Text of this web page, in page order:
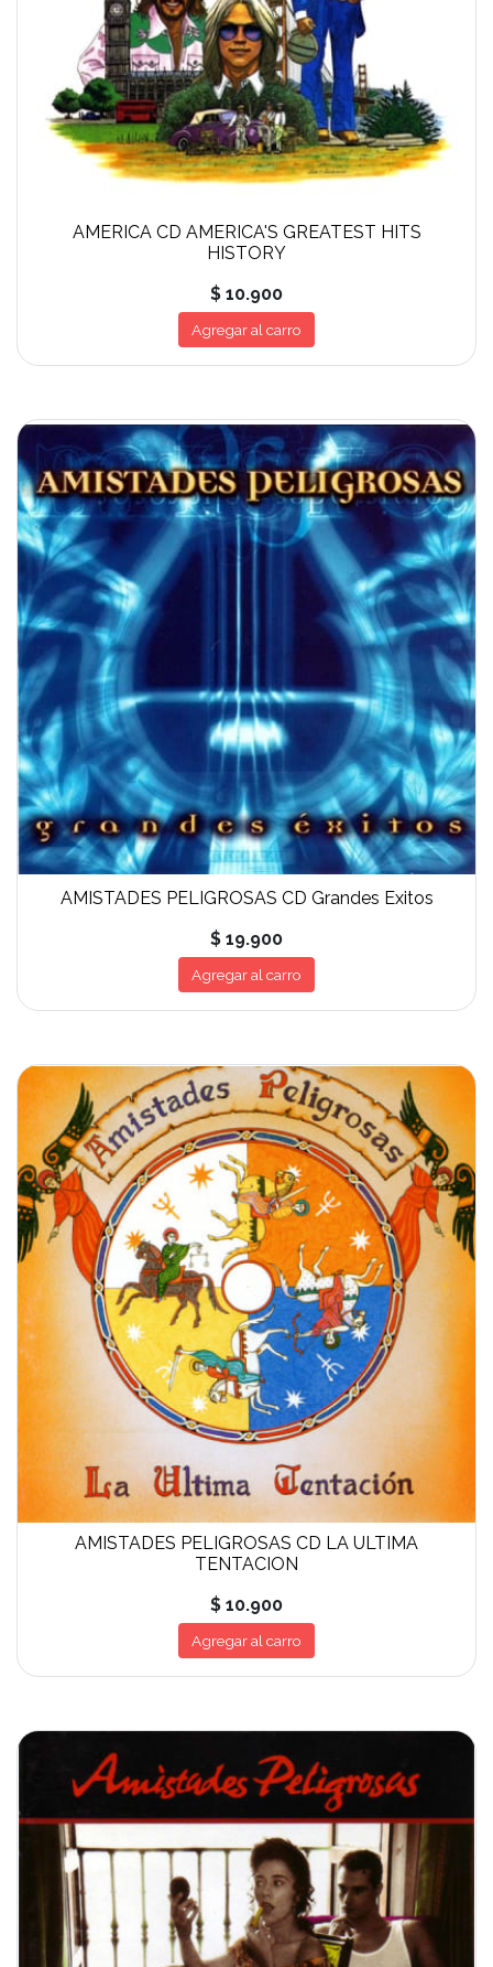
AMERICA CD AMERICA'S GREATEST HITS
HISTORY
$ 10.900
Agregar al carro
AMISTADES PELIGROSAS CD Grandes Exitos
$ 19.900
Agregar al carro
AMISTADES PELIGROSAS CD LA ULTIMA
TENTACION
$ 10.900
Agregar al carro